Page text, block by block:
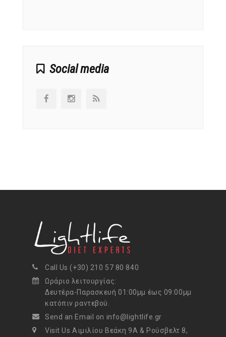
Social media
Call Us (+30) 210 57 80 840
Ωράριο λειτουργίας:
Δευτέρα-Παρασκευή 01:00μμ έως 09:00μμ
κατόπιν ραντεβού.
Send an Email on info@lightlife.gr
Visit Us Αιμιλίου Βεάκη 9Α & Ρούσβελτ 8,